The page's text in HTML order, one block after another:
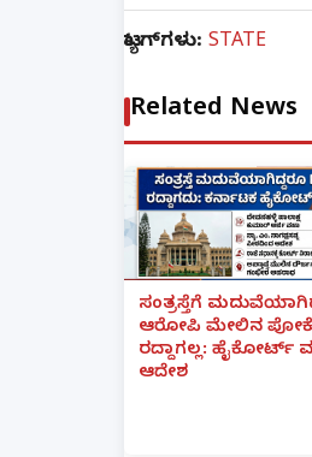
ಟ್ಯಾಗ್‌ಗಳು: STATE
Related News
ಸಂತ್ರಸ್ತೆಗೆ
ಆರೋಪಿ ಮೇಲಿನ
ರದ್ದಾಗಲ್ಲ: ಹೈಕೋರ್ಟ್
ಆದೇಶ